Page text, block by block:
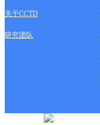
关于CCTD
研究团队